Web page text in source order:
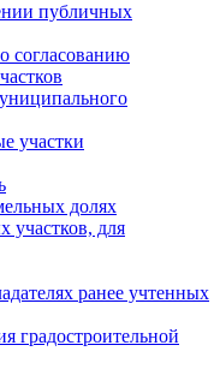
публичных
согласованию
участки
долях
участков, для
ранее учтенных
градостроительной